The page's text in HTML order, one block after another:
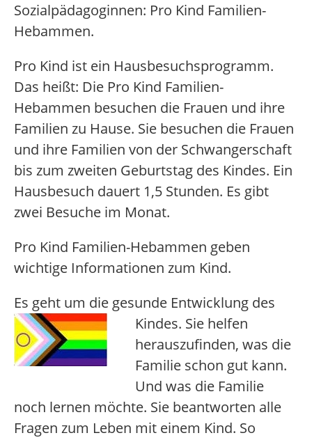
Sozialpädagoginnen: Pro Kind Familien-
Hebammen.
Pro Kind ist ein Hausbesuchsprogramm.
Das heißt: Die Pro Kind Familien-
Hebammen besuchen die Frauen und ihre
Familien zu Hause. Sie besuchen die Frauen
und ihre Familien von der Schwangerschaft
bis zum zweiten Geburtstag des Kindes. Ein
Hausbesuch dauert 1,5 Stunden. Es gibt
zwei Besuche im Monat.
Pro Kind Familien-Hebammen geben
wichtige Informationen zum Kind.
Es geht um die gesunde Entwicklung des
Kindes. Sie helfen
herauszufinden, was die
Familie schon gut kann.
Und was die Familie
noch lernen möchte. Sie beantworten alle
Fragen zum Leben mit einem Kind. So